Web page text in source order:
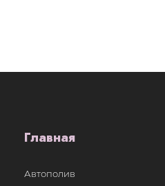
Главная
Автополив